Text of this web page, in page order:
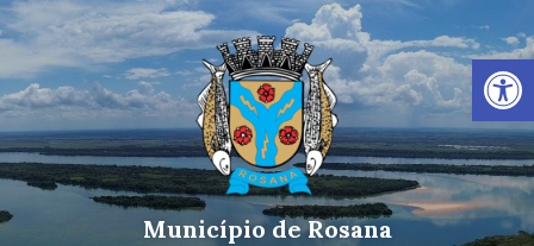
Barra de Ferramentas Aberta
Ir
para
conteúdo
Pular
para
navegação
principal
Pular
para
rodapé
Município de Rosana